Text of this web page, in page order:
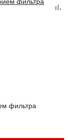
фильтра